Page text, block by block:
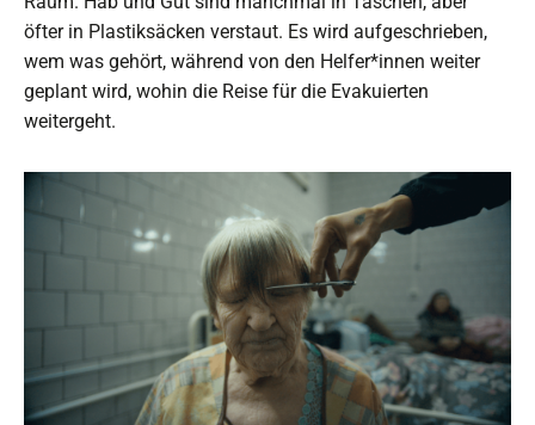
öfter in Plastiksäcken verstaut. Es wird aufgeschrieben,
wem was gehört, während von den Helfer*innen weiter
geplant wird, wohin die Reise für die Evakuierten
weitergeht.